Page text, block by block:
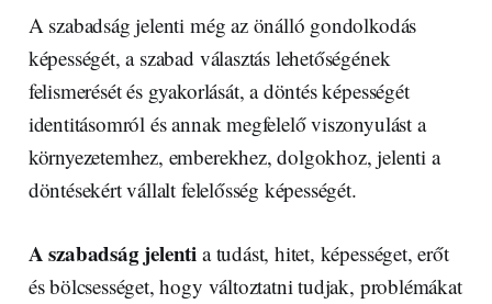
A szabadság jelenti még az önálló gondolkodás
képességét, a szabad választás lehetőségének
felismerését és gyakorlását, a döntés képességét
identitásomról és annak megfelelő viszonyulást a
környezetemhez, emberekhez, dolgokhoz, jelenti a
döntésekért vállalt felelősség képességét.
A szabadság jelenti a tudást, hitet, képességet, erőt
és bölcsességet, hogy változtatni tudjak, problémákat